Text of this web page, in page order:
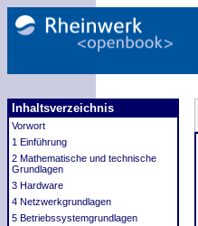
Inhaltsverzeichnis
Vorwort
1 Einführung
2 Mathematische und technische
Grundlagen
3 Hardware
4 Netzwerkgrundlagen
5 Betriebssystemgrundlagen